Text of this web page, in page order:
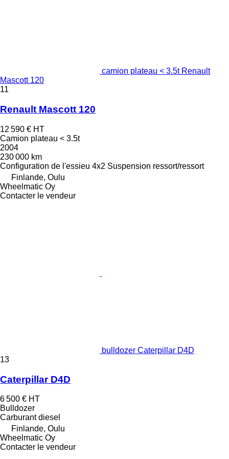
camion plateau < 3.5t Renault
Mascott 120
11
Renault Mascott 120
12 590 € HT
Camion plateau < 3.5t
2004
230 000 km
Configuration de l'essieu 4x2 Suspension ressort/ressort
Finlande, Oulu
Wheelmatic Oy
Contacter le vendeur
bulldozer Caterpillar D4D
13
Caterpillar D4D
6 500 € HT
Bulldozer
Carburant diesel
Finlande, Oulu
Wheelmatic Oy
Contacter le vendeur